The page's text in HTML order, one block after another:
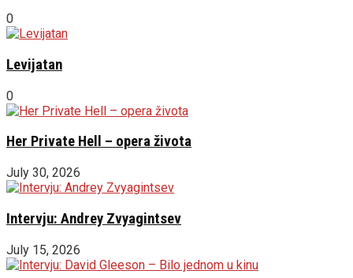
0
Levijatan
0
Her Private Hell – opera života
July 30, 2026
Intervju: Andrey Zvyagintsev
July 15, 2026